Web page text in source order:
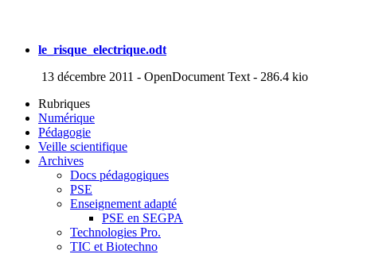
le_risque_electrique.odt
13 décembre 2011 - OpenDocument Text - 286.4 kio
Rubriques
Numérique
Pédagogie
Veille scientifique
Archives
Docs pédagogiques
PSE
Enseignement adapté
PSE en SEGPA
Technologies Pro.
TIC et Biotechno